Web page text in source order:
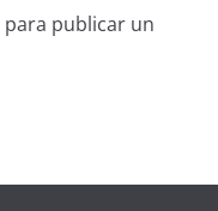
para publicar un